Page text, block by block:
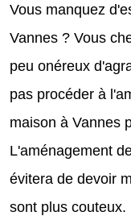
Vous manquez
Vannes ? Vous
peu onéreux
pas procéder à
maison à Vannes
L'aménagement
évitera de devoir
sont plus couteux.